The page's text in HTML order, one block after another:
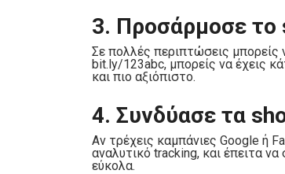
3. Προσάρμοσε το
Σε πολλές περιπτώσεις μπορείς
bit.ly/123abc, μπορείς να έχεις
και πιο αξιόπιστο.
4. Συνδύασε τα
Αν τρέχεις καμπάνιες Google ή
αναλυτικό tracking, και έπειτα
εύκολα.